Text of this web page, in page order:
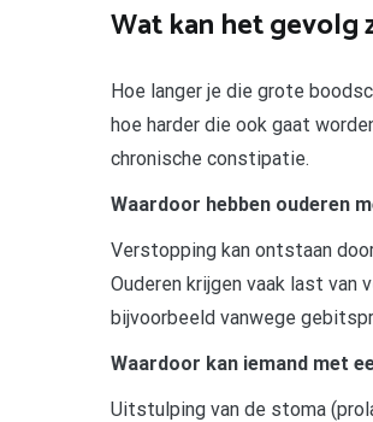
Wat kan het gevolg
Hoe langer je die grote
hoe harder die ook gaat
chronische constipatie.
Waardoor hebben ouderen
Verstopping kan ontstaan
Ouderen krijgen vaak last van
bijvoorbeeld vanwege
Waardoor kan iemand met
Uitstulping van de stoma